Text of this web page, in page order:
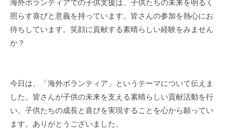
海外ボランティアでの子供支援は、子供たちの未来を明るく
照らす喜びと意義を持っています。皆さんの参加を熱心にお
待ちしています。笑顔に貢献する素晴らしい経験をみません
か？
今日は、「海外ボランティア」というテーマについて伝えま
した。皆さんが子供の未来を支える素晴らしい貢献活動を行
い、子供たちの成長と喜びを実現することを心から願ってい
ます。ありがとうございました。